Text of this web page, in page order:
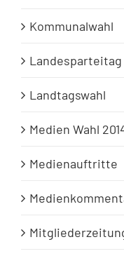
Kommunalwahl
Landesparteitag
Landtagswahl
Medien Wahl
Medienauftritte